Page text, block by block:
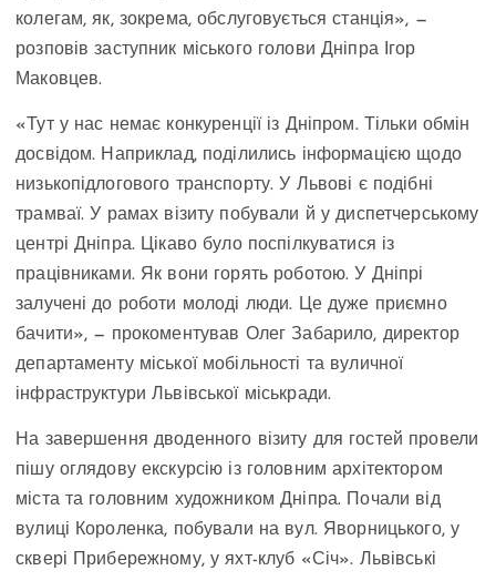
колегам, як, зокрема, обслуговується станція», —
розповів заступник міського голови Дніпра Ігор
Маковцев.
«Тут у нас немає конкуренції із Дніпром. Тільки обмін
досвідом. Наприклад, поділились інформацією щодо
низькопідлогового транспорту. У Львові є подібні
трамваї. У рамах візиту побували й у диспетчерському
центрі Дніпра. Цікаво було поспілкуватися із
працівниками. Як вони горять роботою. У Дніпрі
залучені до роботи молоді люди. Це дуже приємно
бачити», — прокоментував Олег Забарило, директор
департаменту міської мобільності та вуличної
інфраструктури Львівської міськради.
На завершення дводенного візиту для гостей провели
пішу оглядову екскурсію із головним архітектором
міста та головним художником Дніпра. Почали від
вулиці Короленка, побували на вул. Яворницького, у
сквері Прибережному, у яхт-клуб «Січ». Львівські